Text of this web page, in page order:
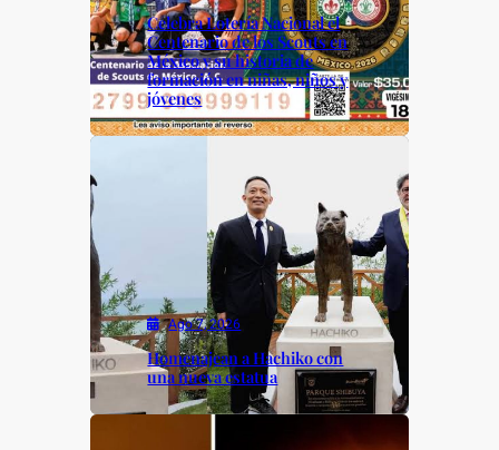
Celebra Lotería Nacional el
Centenario de los Scouts en
México y su historia de
formación en niñas, niños y
jóvenes
Ago 7, 2026
Homenajean a Hachiko con
una nueva estatua